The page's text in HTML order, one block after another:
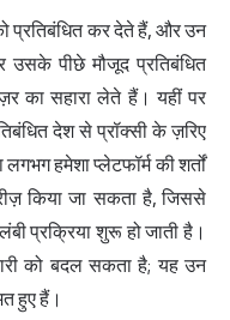
प्रतिबंधित कर देते हैं, और उन
उसके पीछे मौजूद प्रतिबंधित
का सहारा लेते हैं। यहीं पर
देश से प्रॉक्सी के ज़रिए
हमेशा प्लेटफॉर्म की शर्तों
किया जा सकता है, जिससे
प्रक्रिया शुरू हो जाती है।
को बदल सकता है; यह उन
हुए हैं।